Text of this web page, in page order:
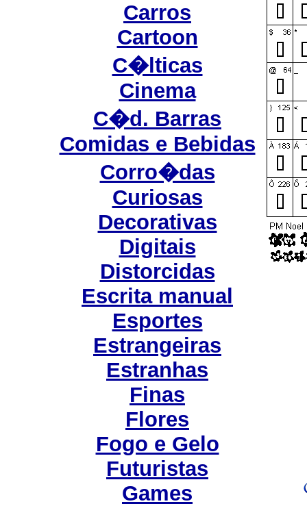
Carros
Cartoon
C�lticas
Cinema
C�d. Barras
Comidas e Bebidas
Corro�das
Curiosas
Decorativas
Digitais
Distorcidas
Escrita manual
Esportes
Estrangeiras
Estranhas
Finas
Flores
Fogo e Gelo
Futuristas
Games